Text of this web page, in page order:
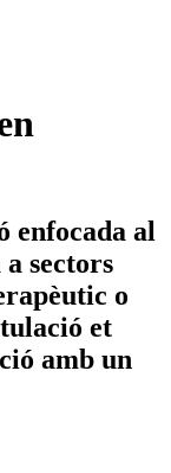
enfocada al
sectors
o
et
amb un